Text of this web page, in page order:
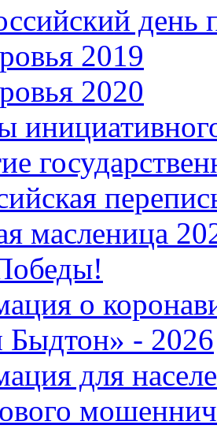
день
2019
2020
масленица
о
Быдтон» - 2026
для